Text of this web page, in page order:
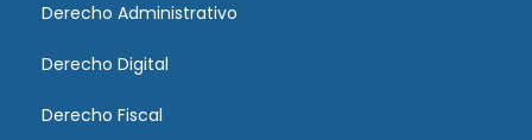
Derecho Administrativo
Derecho Digital
Derecho Fiscal